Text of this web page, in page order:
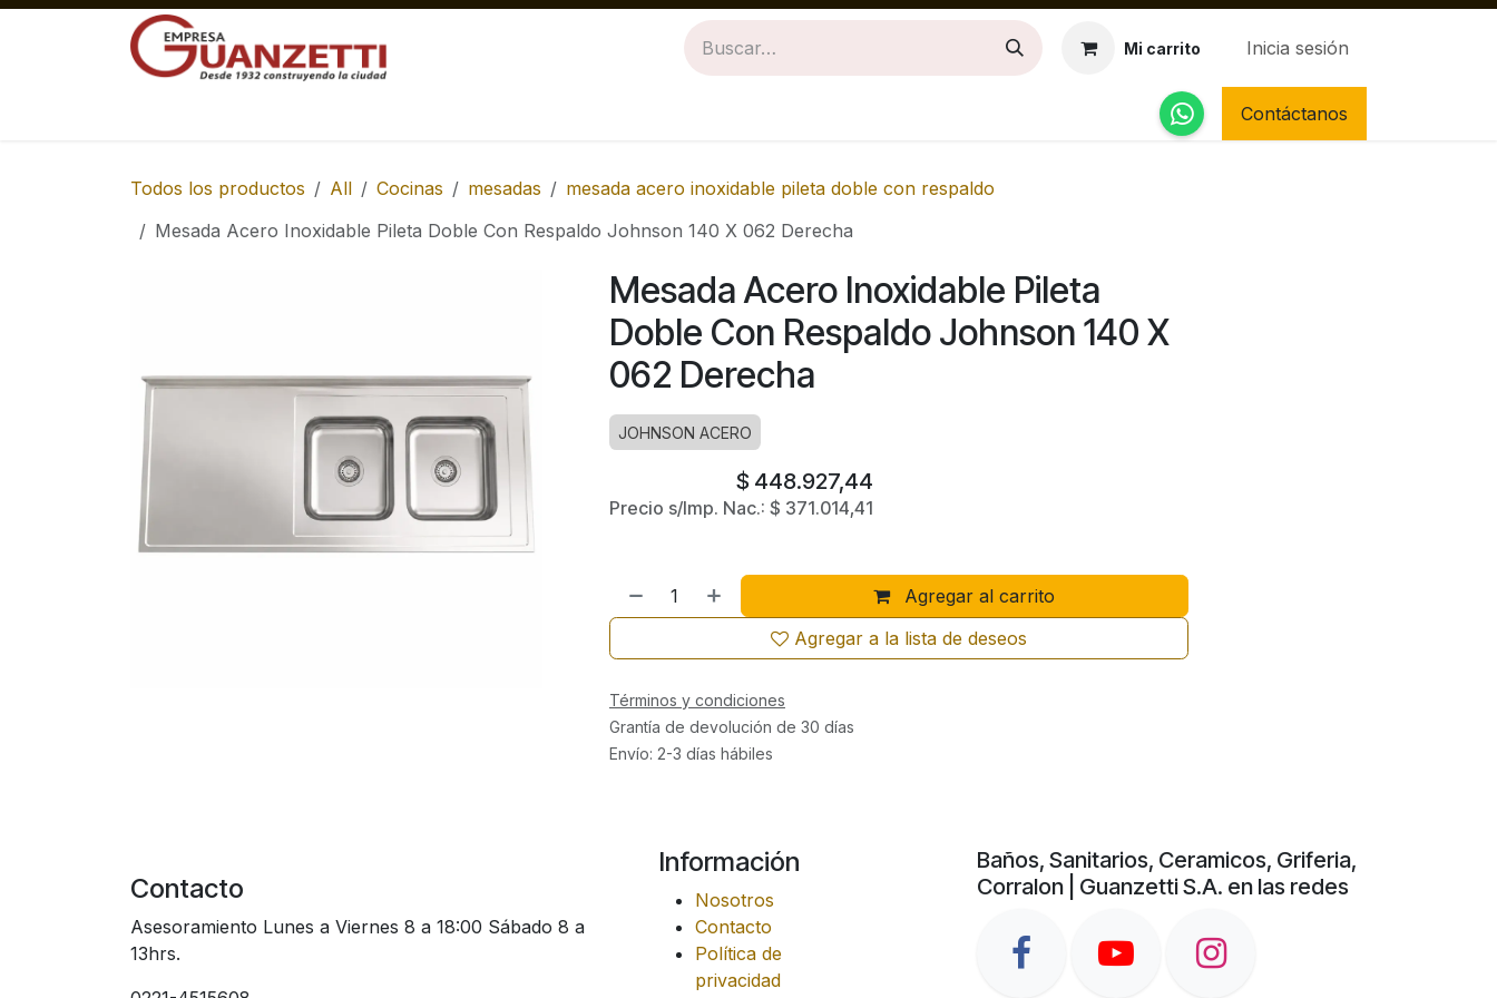
Ir al contenido
Mi carrito Inicia sesión
Contáctanos
Todos los productos All Cocinas mesadas
mesada acero inoxidable pileta doble con respaldo
Mesada Acero Inoxidable Pileta Doble Con Respaldo Johnson 140 X 062 Derecha
Mesada Acero Inoxidable Pileta
Doble Con Respaldo Johnson 140 X
062 Derecha
JOHNSON ACERO
$ 448.927,44
Precio s/Imp. Nac.: $ 371.014,41
Agregar al carrito
Agregar a la lista de deseos
Términos y condiciones
Grantía de devolución de 30 días
Envío: 2-3 días hábiles
Contacto
Asesoramiento Lunes a Viernes 8 a 18:00 Sábado 8 a
13hrs.
Información
Nosotros
Contacto
Política de
privacidad
Baños, Sanitarios, Ceramicos, Griferia,
Corralon | Guanzetti S.A. en las redes